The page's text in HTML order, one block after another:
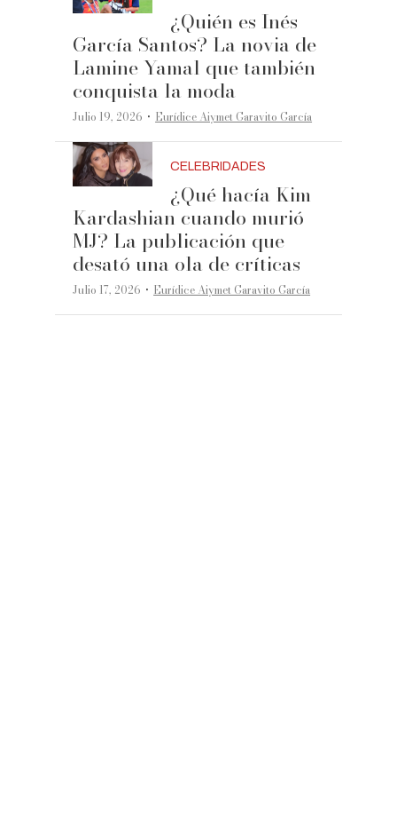
¿Quién es Inés
García Santos? La novia de
Lamine Yamal que también
conquista la moda
Julio 19, 2026 ·Eurídice Aiymet Garavito García
CELEBRIDADES
¿Qué hacía Kim
Kardashian cuando murió
MJ? La publicación que
desató una ola de críticas
Julio 17, 2026 ·Eurídice Aiymet Garavito García